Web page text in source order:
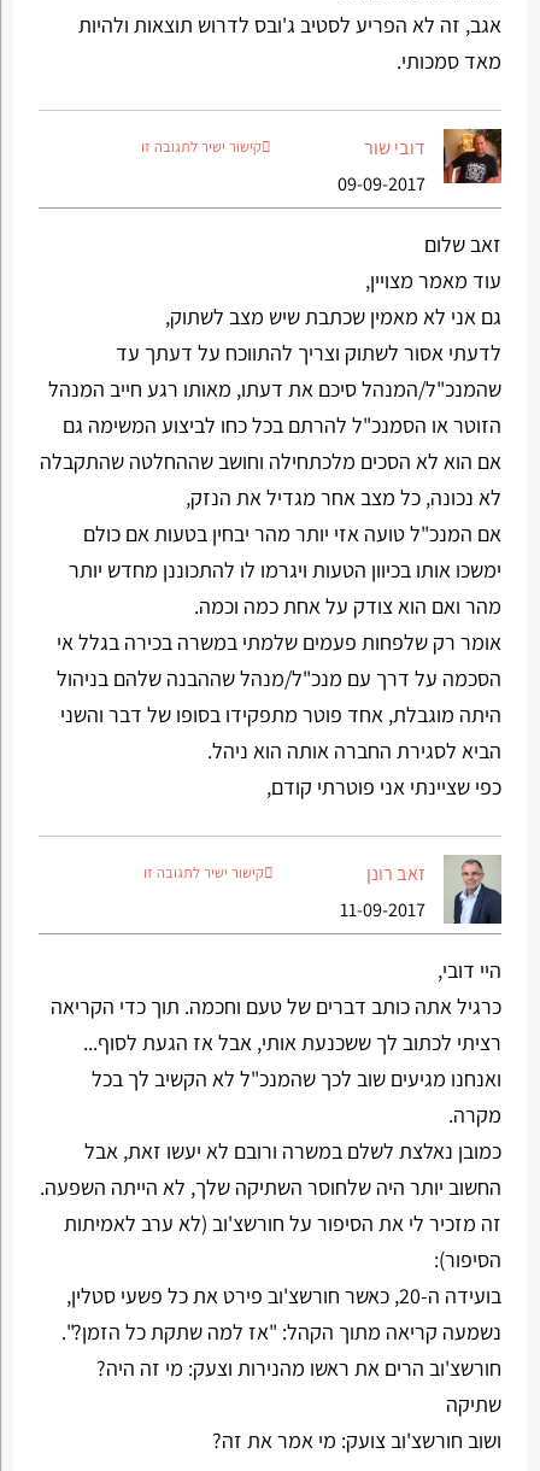
אגב, זה לא הפריע לסטיב ג'ובס לדרוש תוצאות ולהיות
מאד סמכותי.
דובי שור
09-09-2017
קישור ישיר לתגובה זו
זאב שלום
עוד מאמר מצויין,
גם אני לא מאמין שכתבת שיש מצב לשתוק,
לדעתי אסור לשתוק וצריך להתווכח על דעתך עד
שהמנכ"ל/המנהל סיכם את דעתו, מאותו רגע חייב המנהל
הזוטר או הסמנכ"ל להרתם בכל כחו לביצוע המשימה גם
אם הוא לא הסכים מלכתחילה וחושב שההחלטה שהתקבלה
לא נכונה, כל מצב אחר מגדיל את הנזק,
אם המנכ"ל טועה אזי יותר מהר יבחין בטעות אם כולם
ימשכו אותו בכיוון הטעות ויגרמו לו להתכוננן מחדש יותר
מהר ואם הוא צודק על אחת כמה וכמה.
אומר רק שלפחות פעמים שלמתי במשרה בכירה בגלל אי
הסכמה על דרך עם מנכ"ל/מנהל שההבנה שלהם בניהול
היתה מוגבלת, אחד פוטר מתפקידו בסופו של דבר והשני
הביא לסגירת החברה אותה הוא ניהל.
כפי שציינתי אני פוטרתי קודם,
זאב רונן
11-09-2017
קישור ישיר לתגובה זו
היי דובי,
כרגיל אתה כותב דברים של טעם וחכמה. תוך כדי הקריאה
רציתי לכתוב לך ששכנעת אותי, אבל אז הגעת לסוף...
ואנחנו מגיעים שוב לכך שהמנכ"ל לא הקשיב לך בכל
מקרה.
כמובן נאלצת לשלם במשרה ורובם לא יעשו זאת, אבל
החשוב יותר היה שלחוסר השתיקה שלך, לא הייתה השפעה.
זה מזכיר לי את הסיפור על חורשצ'וב (לא ערב לאמיתות
הסיפור):
בועידה ה-20, כאשר חורשצ'וב פירט את כל פשעי סטלין,
נשמעה קריאה מתוך הקהל: "אז למה שתקת כל הזמן?".
חורשצ'וב הרים את ראשו מהנירות וצעק: מי זה היה?
שתיקה
ושוב חורשצ'וב צועק: מי אמר את זה?